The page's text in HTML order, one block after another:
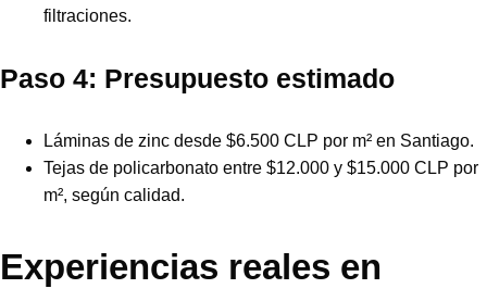
filtraciones.
Paso 4: Presupuesto estimado
Láminas de zinc desde $6.500 CLP por m² en Santiago.
Tejas de policarbonato entre $12.000 y $15.000 CLP por
m², según calidad.
Experiencias reales en